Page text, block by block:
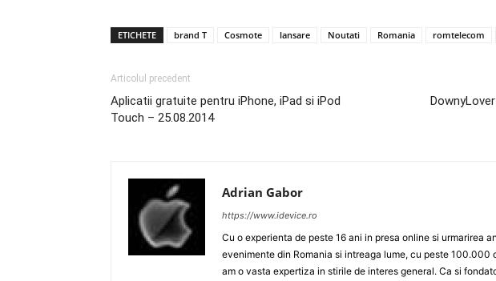
ETICHETE brand T Cosmote lansare Noutati Romania romtelecom
Articolul precedent
Aplicatii gratuite pentru iPhone, iPad si iPod
Touch – 25.08.2014
Adrian Gabor
https://www.idevice.ro
Cu o experienta de peste 16 ani in presa online si urmarirea
evenimente din Romania si intreaga lume, cu peste 100.000
am o vasta expertiza in stirile de interes general. Ca si